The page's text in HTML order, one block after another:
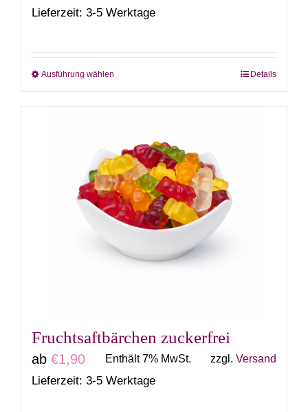
Lieferzeit: 3-5 Werktage
Ausführung wählen
mehrere
Varianten
auf.
Die
Optionen
können
auf
werden
Details
Fruchtsaftbärchen zuckerfrei
ab €1,90 Enthält 7% MwSt. zzgl. Versand
Lieferzeit: 3-5 Werktage